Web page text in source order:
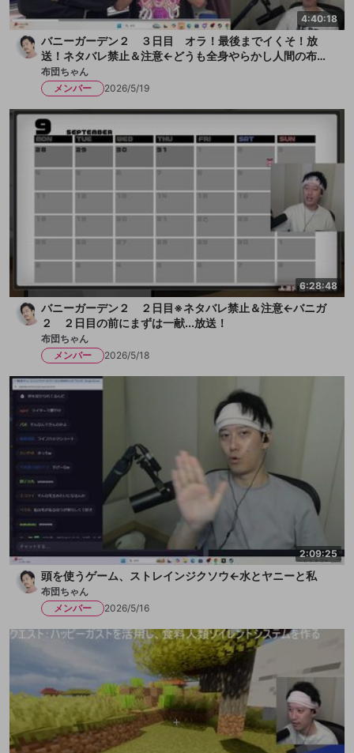
4:40:18
バニーガーデン２ ３日目 オラ！最後までイくそ！放
送！ネタバレ禁止＆注意←どうも全身やらかし人間の布団
ちゃんです！今日も女の子とチチクリ満載！まずは一献い
きます、か！放送
布団ちゃん
メンバー
2026/5/19
6:28:48
バニーガーデン２ ２日目※ネタバレ禁止＆注意←バニガ
２ ２日目の前にまずは一献...放送！
布団ちゃん
メンバー
2026/5/18
2:09:25
頭を使うゲーム、ストレインジクソウ←水とヤニーと私
布団ちゃん
メンバー
2026/5/16